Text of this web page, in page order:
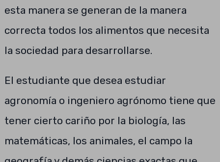
esta manera se generan de la manera
correcta todos los alimentos que necesita
la sociedad para desarrollarse.
El estudiante que desea estudiar
agronomía o ingeniero agrónomo tiene que
tener cierto cariño por la biología, las
matemáticas, los animales, el campo la